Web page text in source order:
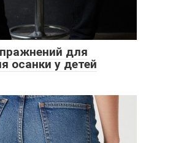
для
осанки у детей